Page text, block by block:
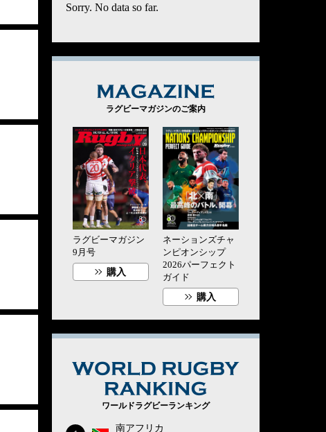
Sorry. No data so far.
ラグビーマガジンのご案内
ラグビーマガジン
9月号
購入
ネーションズチャ
ンピオンシップ
2026パーフェクト
ガイド
購入
ワールドラグビーランキング
南アフリカ